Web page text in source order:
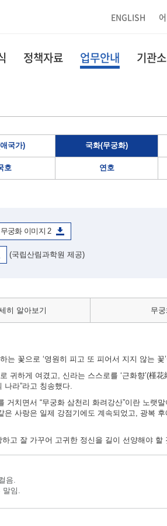
ENGLISH
정책자료 업무안내 기관
국가) 국화(무궁화)
호 연호
궁화 이미지 2
(국립산림과학원 제공)
히 알아보기 무
꽃으로 ‘영원히 피고 또 피어서 지지 않는 꽃
하게 여겼고, 신라는 스스로를 ‘근화향’(槿
나라”라고 칭송했다.
치면서 “무궁화 삼천리 화려강산”이란 노랫
사랑은 일제 강점기에도 계속되었고, 광복
고 잘 가꾸어 고귀한 정신을 길이 선양해야 할
음.
말임.